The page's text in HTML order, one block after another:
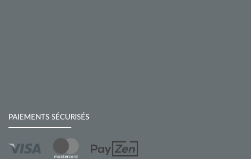
PAIEMENTS SÉCURISÉS